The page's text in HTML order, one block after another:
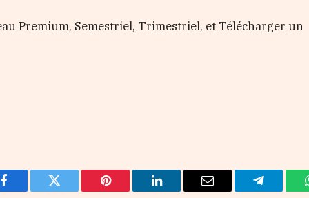
Premium, Semestriel, Trimestriel, et Télécharger un
Facebook Twitter Pinterest LinkedIn Email Telegram